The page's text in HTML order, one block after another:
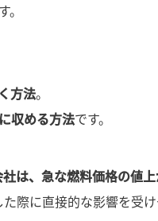
方法。
収める方法です。
は、急な燃料価格の値
際に直接的な影響を受け